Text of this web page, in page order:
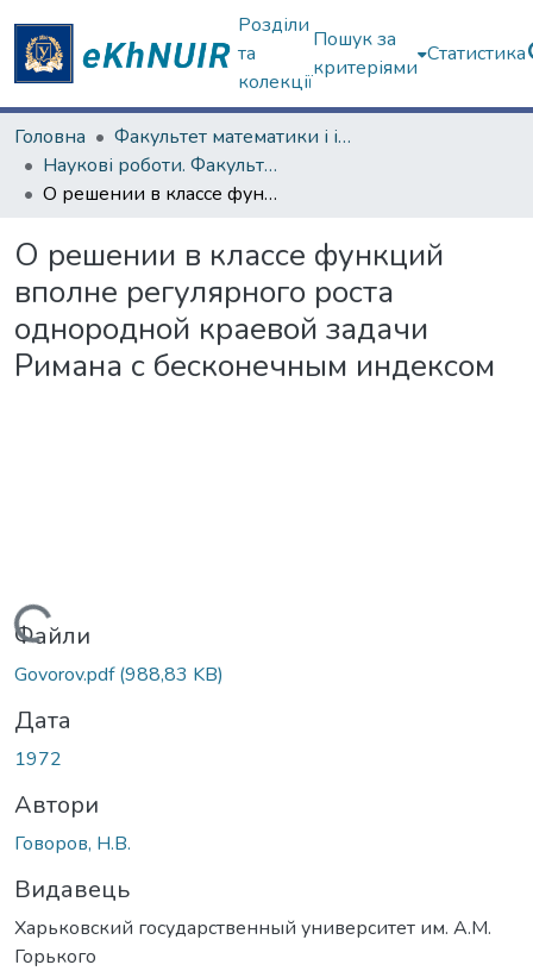
Розділи
та
колекції
Пошук за
критеріями
Статистика
Головна
Факультет математики і інформатики
Наукові роботи. Факультет математики і інформатики
О решении в классе функций вполне регулярного роста однородной краевой задачи Римана с бесконечным индексом
О решении в классе функций
вполне регулярного роста
однородной краевой задачи
Римана с бесконечным индексом
Вантажиться...
Файли
Govorov.pdf(988,83 KB)
Дата
1972
Автори
Говоров, Н.В.
Видавець
Харьковский государственный университет им. А.М.
Горького